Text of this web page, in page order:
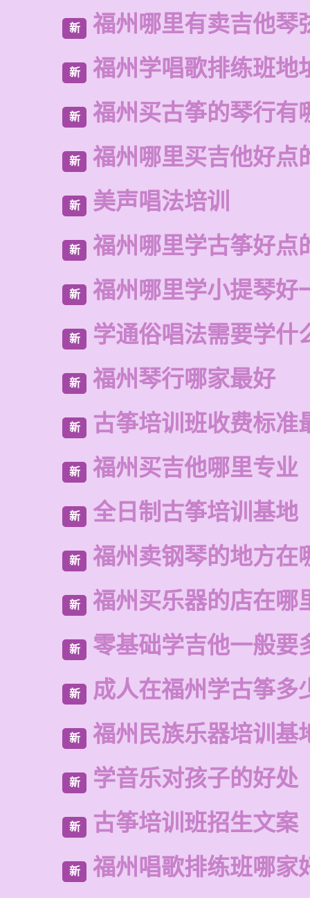
新 福州哪里有卖吉他琴
新 福州学唱歌排练班地
新 福州买古筝的琴行有
新 福州哪里买吉他好点
新 美声唱法培训
新 福州哪里学古筝好点
新 福州哪里学小提琴好
新 学通俗唱法需要学什
新 福州琴行哪家最好
新 古筝培训班收费标准
新 福州买吉他哪里专业
新 全日制古筝培训基地
新 福州卖钢琴的地方在
新 福州买乐器的店在哪
新 零基础学吉他一般要
新 成人在福州学古筝多
新 福州民族乐器培训基
新 学音乐对孩子的好处
新 古筝培训班招生文案
新 福州唱歌排练班哪家